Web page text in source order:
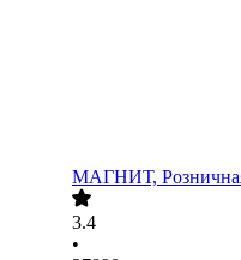
МАГНИТ,
3.4
•